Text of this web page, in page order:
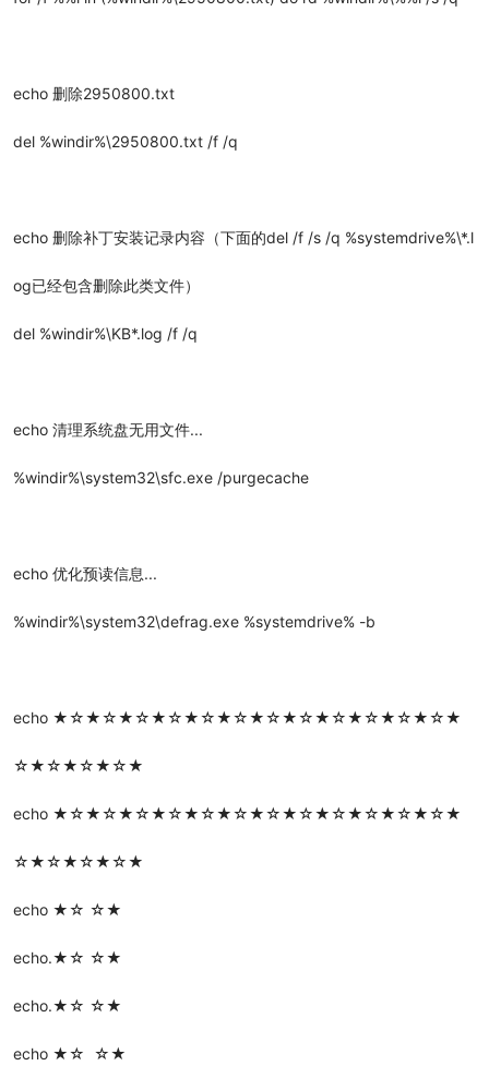
echo 删除2950800.txt
del %windir%\2950800.txt /f /q
echo 删除补丁安装记录内容（下面的del /f /s /q %systemdrive%\*.l
og已经包含删除此类文件）
del %windir%\KB*.log /f /q
echo 清理系统盘无用文件...
%windir%\system32\sfc.exe /purgecache
echo 优化预读信息...
%windir%\system32\defrag.exe %systemdrive% -b
echo ★☆★☆★☆★☆★☆★☆★☆★☆★☆★☆★☆★☆★
☆★☆★☆★☆★
echo ★☆★☆★☆★☆★☆★☆★☆★☆★☆★☆★☆★☆★
☆★☆★☆★☆★
echo ★☆ ☆★
echo.★☆ ☆★
echo.★☆ ☆★
echo ★☆ ☆★